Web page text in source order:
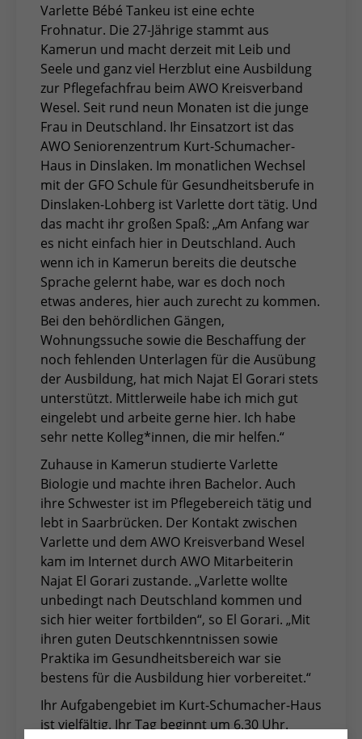
Varlette Bébé Tankeu ist eine echte
Frohnatur. Die 27-Jährige stammt aus
Kamerun und macht derzeit mit Leib und
Seele und ganz viel Herzblut eine Ausbildung
zur Pflegefachfrau beim AWO Kreisverband
Wesel. Seit rund neun Monaten ist die junge
Frau in Deutschland. Ihr Einsatzort ist das
AWO Seniorenzentrum Kurt-Schumacher-
Haus in Dinslaken. Im monatlichen Wechsel
mit der GFO Schule für Gesundheitsberufe in
Dinslaken-Lohberg ist Varlette dort tätig. Und
das macht ihr großen Spaß: „Am Anfang war
es nicht einfach hier in Deutschland. Auch
wenn ich in Kamerun bereits die deutsche
Sprache gelernt habe, war es doch noch
etwas anderes, hier auch zurecht zu kommen.
Bei den behördlichen Gängen,
Wohnungssuche sowie die Beschaffung der
noch fehlenden Unterlagen für die Ausübung
der Ausbildung, hat mich Najat El Gorari stets
unterstützt. Mittlerweile habe ich mich gut
eingelebt und arbeite gerne hier. Ich habe
sehr nette Kolleg*innen, die mir helfen.“
Zuhause in Kamerun studierte Varlette
Biologie und machte ihren Bachelor. Auch
ihre Schwester ist im Pflegebereich tätig und
lebt in Saarbrücken. Der Kontakt zwischen
Varlette und dem AWO Kreisverband Wesel
kam im Internet durch AWO Mitarbeiterin
Najat El Gorari zustande. „Varlette wollte
unbedingt nach Deutschland kommen und
sich hier weiter fortbilden“, so El Gorari. „Mit
ihren guten Deutschkenntnissen sowie
Praktika im Gesundheitsbereich war sie
bestens für die Ausbildung hier vorbereitet.“
Ihr Aufgabengebiet im Kurt-Schumacher-Haus
ist vielfältig. Ihr Tag beginnt um 6.30 Uhr.